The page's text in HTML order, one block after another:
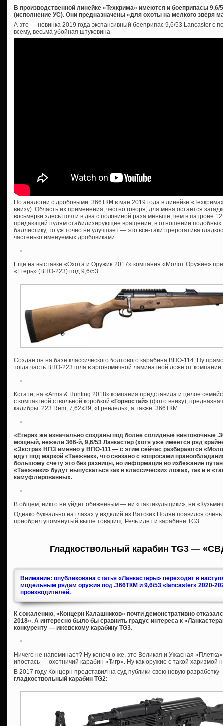
В производственной линейке «Техкрима» имеются и боеприпасы
(исполнение УС). Они предназначены «для охоты на мелкого зверя
А это — новинка 2019 года экспансивный боеприпас 9,6/53 Lancaster с
всему, весьма убойная штуковина.
По аналогии с дробовыми .366ТКМ в мае 2019 года в линейке
внизу). Область их применения, честно говоря, для меня остается
восьмерки здесь почти в два с половиной раза меньше, чем в патроне
придающий пулям стабилизирующее вращение, в отношении подобных
баллистику, то уж точно не улучшает — это все-таки прерогатива
частенько именуемых дробовиками.
Еще на выставке «Охота и Оружие 2017» компания «Молот Оружие»
«Егерь» (ВПО-223) под 9,6/53.
Создан он на базе классического болтового карабина ВПО-114. Ну
тогда часть ВПО-223 шла в эргономичной ламинатной ложе от компании
Кстати, на «Arms & Hunting 2018» компания представила и целое
с компактной ствольной коробкой «Горностай» (фото внизу),
калибры .223 Rem, 7,62х39, «Грендель», а также .366ТКМ.
« Егеря» же изначально созданы под более солидные винтовочные
мощный, нежели 366-й, 9,6/53 Ланкастер (хотя уже имеется ряд
«Экстра» НПЗ именно у ВПО-111 — с этим сейчас разбираются
идут под маркой «Таежник», что связано с вопросами
большому счету это без разницы, но информация во избежание
«Таежники» будут выпускаться как в классических ложах, так и в
камуфлированных.
В общем, никто не уйдет обиженным — ни «тактикульщики», ни
Однако буквально на глазах у изделий из Вятских Полян появился
приобрел упомянутый выше товарищ. Речь идет и карабине TG3.
Гладкоствольный карабин TG3 —
Внимание: опубликована статья «Ланкастеры» переходят в
модельным рядам оружия под .366ТКМ и 9,6/53 «lancaster» 2020-
производителей.
К сожалению, «Концерн Калашников» почти демонстративно
2018». А интересно было бы сравнить градус интереса к
конкуренту — ижевскому карабину TG3.
Ничего не напоминает? Ну конечно же, это Великая и Ужасная
ипостась — охотничий карабин «Тигр». Ну как оружие с такой харизмой
В 2017 году Концерн представил на суд публики свою новую
гладкоствольный карабин TG2: